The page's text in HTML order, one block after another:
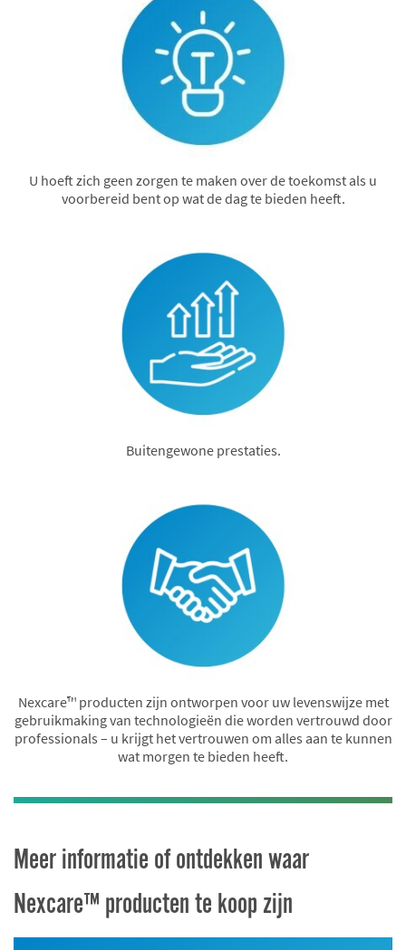
U hoeft zich geen zorgen te maken over de toekomst als u
voorbereid bent op wat de dag te bieden heeft.
Buitengewone prestaties.
Nexcare™ producten zijn ontworpen voor uw levenswijze met
gebruikmaking van technologieën die worden vertrouwd door
professionals – u krijgt het vertrouwen om alles aan te kunnen
wat morgen te bieden heeft.
Meer informatie of ontdekken waar
Nexcare™ producten te koop zijn